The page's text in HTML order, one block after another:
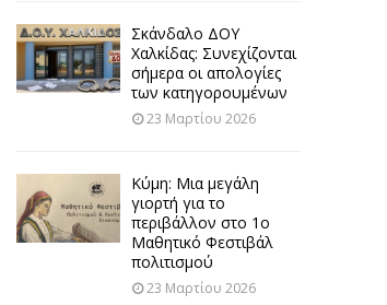
Σκάνδαλο ΔΟΥ
Χαλκίδας: Συνεχίζονται
σήμερα οι απολογίες
των κατηγορουμένων
23 Μαρτίου 2026
Κύμη: Μια μεγάλη
γιορτή για το
περιβάλλον στο 1ο
Μαθητικό Φεστιβάλ
πολιτισμού
23 Μαρτίου 2026